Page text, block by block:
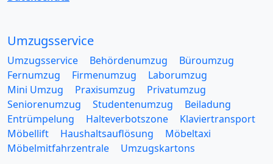
Umzugsservice
Umzugsservice Behördenumzug
Büroumzug
Fernumzug
Firmenumzug
Laborumzug
Mini Umzug
Praxisumzug
Privatumzug
Seniorenumzug
Studentenumzug
Beiladung
Entrümpelung
Halteverbotszone
Klaviertransport
Möbellift
Haushaltsauflösung
Möbeltaxi
Möbelmitfahrzentrale
Umzugskartons